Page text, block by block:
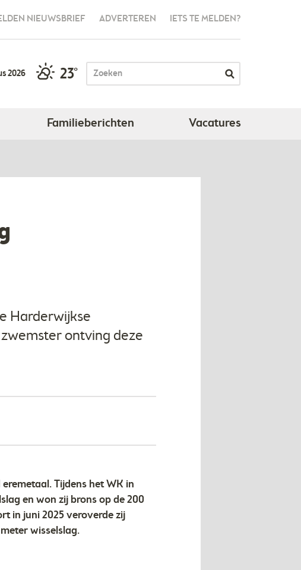
NIEUWSBRIEF ADVERTEREN IETS TE MELDEN?
2026 23°
Familieberichten Vacatures
Harderwijkse
ontving deze
Tijdens het WK in
en won zij brons op de 200
in juni 2025 veroverde zij
wisselslag.